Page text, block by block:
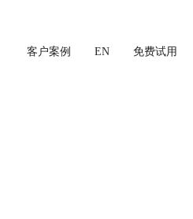
客户案例 EN 免费试用